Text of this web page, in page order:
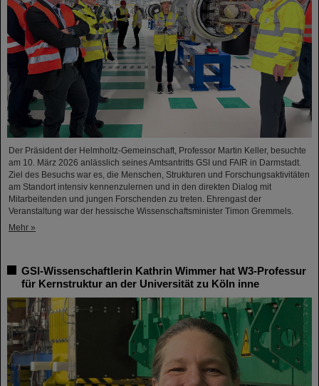
Der Präsident der Helmholtz-Gemeinschaft, Professor Martin Keller, besuchte
am 10. März 2026 anlässlich seines Amtsantritts GSI und FAIR in Darmstadt.
Ziel des Besuchs war es, die Menschen, Strukturen und Forschungsaktivitäten
am Standort intensiv kennenzulernen und in den direkten Dialog mit
Mitarbeitenden und jungen Forschenden zu treten. Ehrengast der
Veranstaltung war der hessische Wissenschaftsminister Timon Gremmels.
Mehr »
GSI-Wissenschaftlerin Kathrin Wimmer hat W3-Professur
für Kernstruktur an der Universität zu Köln inne